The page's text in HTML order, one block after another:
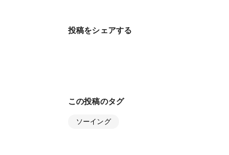
投稿をシェアする
この投稿のタグ
ソーイング